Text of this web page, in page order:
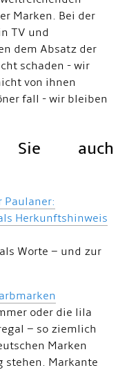
Marken. Bei der
TV und
dem Absatz der
schaden - wir
von ihnen
fall - wir bleiben
Sie auch
Paulaner:
Herkunftshinweis
Worte – und zur
oder die lila
– so ziemlich
Marken
stehen. Markante